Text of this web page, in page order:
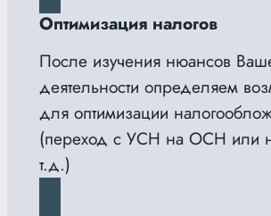
Оптимизация налогов
После изучения нюансов
деятельности определяем
для оптимизации
(переход с УСН на ОСН или
т.д.)